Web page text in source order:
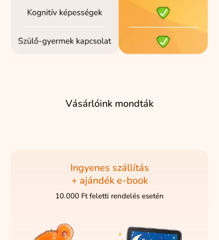
Vásárlóink mondták
Ingyenes szállítás
+ ajándék e-book
10.000 Ft feletti rendelés esetén